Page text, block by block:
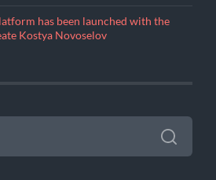
has been launched with the
Kostya Novoselov